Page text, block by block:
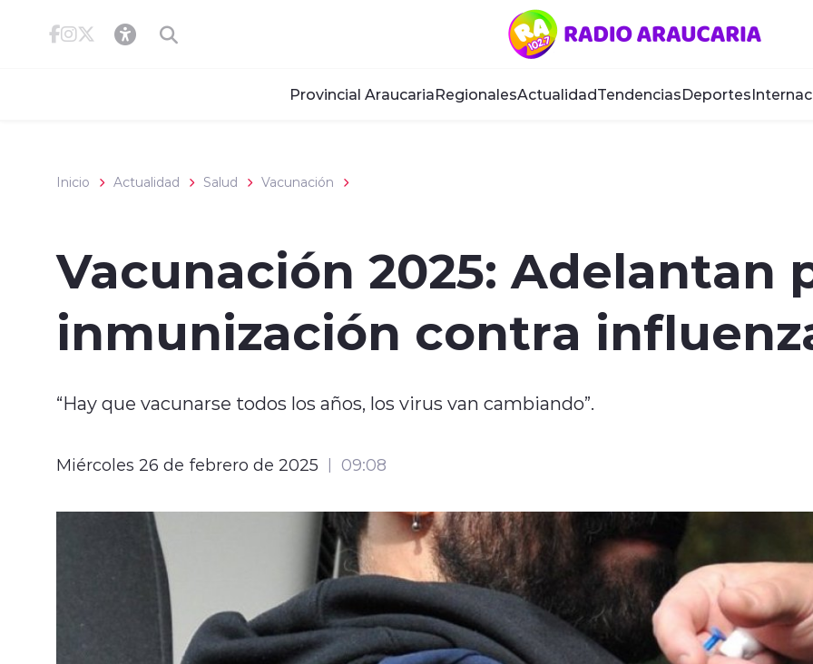
Provincial AraucariaRegionalesActualidadTendenciasDeportes
Inicio Actualidad Salud Vacunación
Vacunación 2025: Adelantan
inmunización contra
“Hay que vacunarse todos los años, los virus van cambiando”.
Miércoles 26 de febrero de 2025 09:08